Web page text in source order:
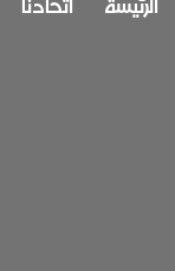
الرئيسة اتحادنا